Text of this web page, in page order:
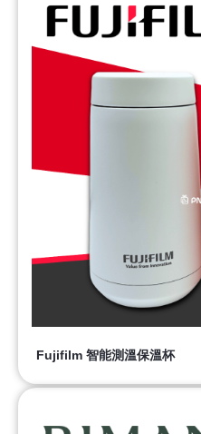
Fujifilm 智能測溫保溫杯